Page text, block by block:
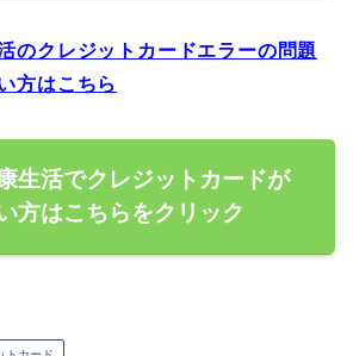
のクレジットカードエラーの問題
方はこちら
生活でクレジットカードが
方はこちらをクリック